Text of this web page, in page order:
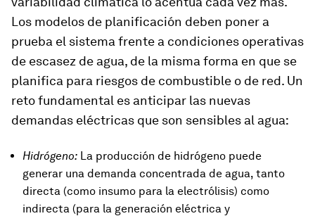
Los modelos de planificación deben poner a
prueba el sistema frente a condiciones operativas
de escasez de agua, de la misma forma en que se
planifica para riesgos de combustible o de red. Un
reto fundamental es anticipar las nuevas
demandas eléctricas que son sensibles al agua:
Hidrógeno: La producción de hidrógeno puede
generar una demanda concentrada de agua, tanto
directa (como insumo para la electrólisis) como
indirecta (para la generación eléctrica y